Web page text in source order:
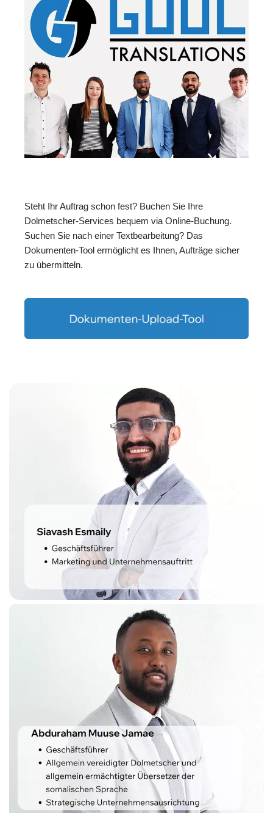
Steht Ihr Auftrag schon fest? Buchen Sie Ihre
Dolmetscher-Services bequem via Online-Buchung.
Suchen Sie nach einer Textbearbeitung? Das
Dokumenten-Tool ermöglicht es Ihnen, Aufträge sicher
zu übermitteln.